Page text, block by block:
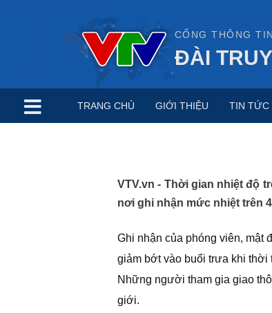
CỔNG THÔNG
ĐÀI
TRANG CHỦ GIỚI THIỆU TIN TỨC
VTV.vn - Thời gian nhiệt độ
nơi ghi nhận mức nhiệt trên
Ghi nhận của phóng viên, mật
giảm bớt vào buổi trưa khi thời
Những người tham gia giao
giới.